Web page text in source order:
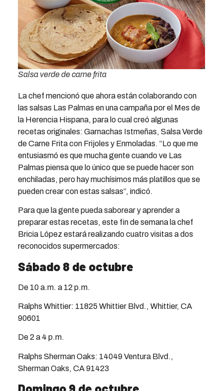
Salsa verde de carne frita
La chef mencionó que ahora están colaborando con
las salsas Las Palmas en una campaña por el Mes de
la Herencia Hispana, para lo cual creó algunas
recetas originales: Garnachas Istmeñas, Salsa Verde
de Carne Frita con Frijoles y Enmoladas. “Lo que me
entusiasmó es que mucha gente cuando ve Las
Palmas piensa que lo único que se puede hacer son
enchiladas, pero hay muchísimos más platillos que se
pueden crear con estas salsas”, indicó.
Para que la gente pueda saborear y aprender a
preparar estas recetas, este fin de semana la chef
Bricia López estará realizando cuatro visitas a dos
reconocidos supermercados:
Sábado 8 de octubre
De 10 a.m. a 12 p.m.
Ralphs Whittier: 11825 Whittier Blvd., Whittier, CA
90601
De 2 a 4 p.m.
Ralphs Sherman Oaks: 14049 Ventura Blvd.,
Sherman Oaks, CA 91423